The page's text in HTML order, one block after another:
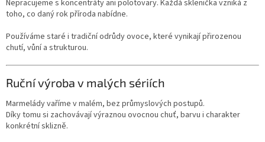
Nepracujeme s koncentráty ani polotovary. Každá sklenička vzniká z
toho, co daný rok příroda nabídne.
Používáme staré i tradiční odrůdy ovoce, které vynikají přirozenou
chutí, vůní a strukturou.
Ruční výroba v malých sériích
Marmelády vaříme v malém, bez průmyslových postupů.
Díky tomu si zachovávají výraznou ovocnou chuť, barvu i charakter
konkrétní sklizně.